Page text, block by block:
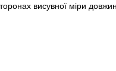
висувної міри